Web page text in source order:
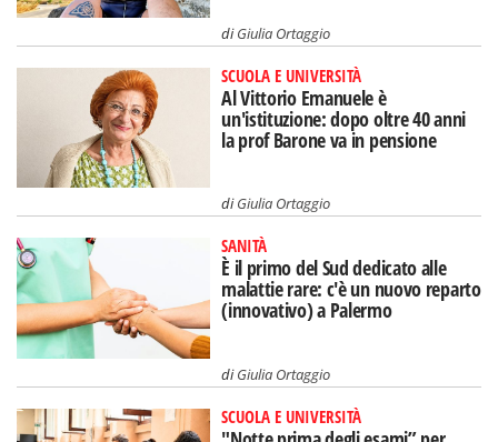
diGiulia Ortaggio
SCUOLA E UNIVERSITÀ
Al Vittorio Emanuele è
un'istituzione: dopo oltre 40 anni
la prof Barone va in pensione
diGiulia Ortaggio
SANITÀ
È il primo del Sud dedicato alle
malattie rare: c'è un nuovo reparto
(innovativo) a Palermo
diGiulia Ortaggio
SCUOLA E UNIVERSITÀ